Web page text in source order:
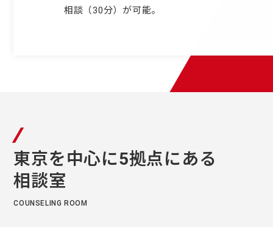
相談（30分）が可能。
東京を中⼼に5拠点にある
相談室
COUNSELING ROOM